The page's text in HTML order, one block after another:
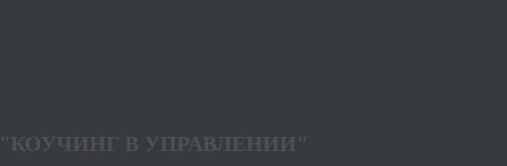
В УПРАВЛЕНИИ"